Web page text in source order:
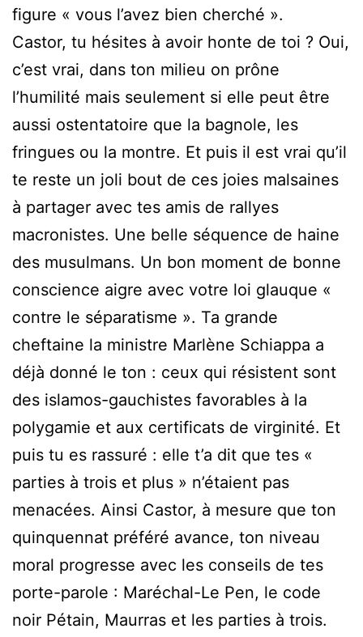
figure « vous l’avez bien cherché ».
Castor, tu hésites à avoir honte de toi ? Oui,
c’est vrai, dans ton milieu on prône
l’humilité mais seulement si elle peut être
aussi ostentatoire que la bagnole, les
fringues ou la montre. Et puis il est vrai qu’il
te reste un joli bout de ces joies malsaines
à partager avec tes amis de rallyes
macronistes. Une belle séquence de haine
des musulmans. Un bon moment de bonne
conscience aigre avec votre loi glauque «
contre le séparatisme ». Ta grande
cheftaine la ministre Marlène Schiappa a
déjà donné le ton : ceux qui résistent sont
des islamos-gauchistes favorables à la
polygamie et aux certificats de virginité. Et
puis tu es rassuré : elle t’a dit que tes «
parties à trois et plus » n’étaient pas
menacées. Ainsi Castor, à mesure que ton
quinquennat préféré avance, ton niveau
moral progresse avec les conseils de tes
porte-parole : Maréchal-Le Pen, le code
noir Pétain, Maurras et les parties à trois.